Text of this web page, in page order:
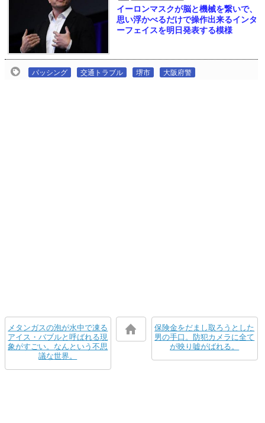
イーロンマスクが脳と機械を繋いで、
思い浮かべるだけで操作出来るインタ
ーフェイスを明日発表する模様
パッシング 交通トラブル 堺市 大阪府警
メタンガスの泡が水中で凍る
アイス・バブルと呼ばれる現
象がすごい。なんという不思
議な世界。
保険金をだまし取ろうとした
男の手口。防犯カメラに全て
が映り嘘がばれる。